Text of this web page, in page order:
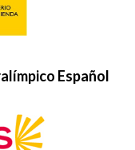
Español